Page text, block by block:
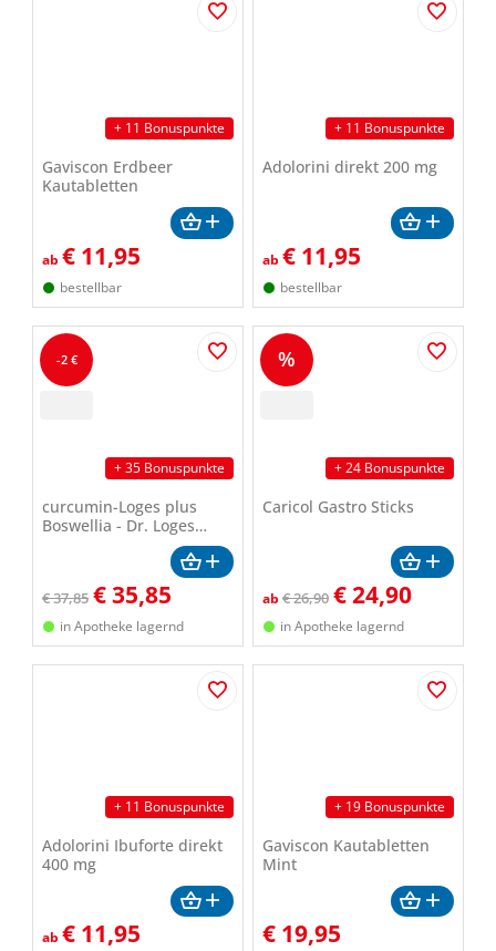
+ 11 Bonuspunkte
Gaviscon Erdbeer
Kautabletten
ab€ 11,95
bestellbar
+ 11 Bonuspunkte
Adolorini direkt 200 mg
ab € 11,95
bestellbar
-2 €
+ 35 Bonuspunkte
curcumin-Loges plus
Boswellia - Dr. Loges
€ 37,85 €35,85
in Apotheke lagernd
%
+ 24 Bonuspunkte
Caricol Gastro Sticks
ab € 26,90 €24,90
in Apotheke lagernd
+ 11 Bonuspunkte
Adolorini Ibuforte direkt
400 mg
ab€ 11,95
+ 19 Bonuspunkte
Gaviscon Kautabletten
Mint
€ 19,95